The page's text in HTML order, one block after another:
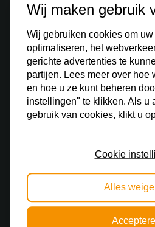
Ontdek
Binnenverlichting
Buitenverlichting
Railverlichting
Lampenkap
Wij maken gebruik
Wij gebruiken cookies om
optimaliseren, het
gerichte advertenties te
partijen. Lees meer over hoe
en hoe u ze kunt beheren
instellingen" te klikken. Als u
gebruik van cookies, klikt u
Cookie
Alles